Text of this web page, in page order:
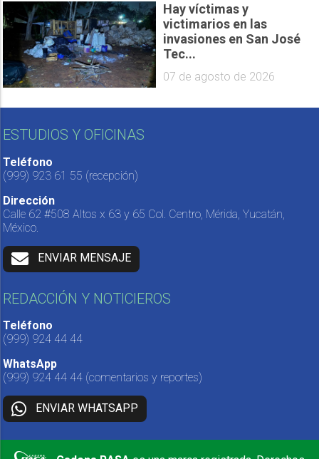
Hay víctimas y
victimarios en las
invasiones en San José
Tec...
07 de agosto de 2026
ESTUDIOS Y OFICINAS
Teléfono
(999) 923 61 55 (recepción)
Dirección
Calle 62 #508 Altos x 63 y 65 Col. Centro, Mérida, Yucatán,
México.
ENVIAR MENSAJE
REDACCIÓN Y NOTICIEROS
Teléfono
(999) 924 44 44
WhatsApp
(999) 924 44 44 (comentarios y reportes)
ENVIAR WHATSAPP